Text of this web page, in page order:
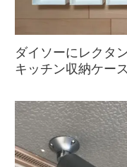
ダイソーにレクタ
キッチン収納ケー